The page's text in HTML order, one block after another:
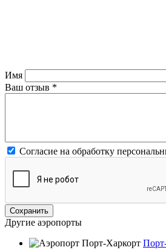
Имя
Ваш отзыв *
Согласие на обработку
Другие аэропорты